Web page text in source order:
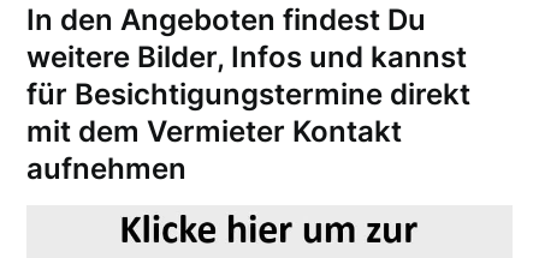
In den Angeboten findest Du
weitere Bilder, Infos und kannst
für Besichtigungstermine direkt
mit dem Vermieter Kontakt
aufnehmen